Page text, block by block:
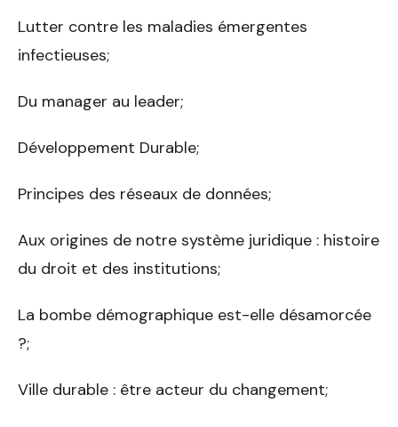
Lutter contre les maladies émergentes
infectieuses;
Du manager au leader;
Développement Durable;
Principes des réseaux de données;
Aux origines de notre système juridique : histoire
du droit et des institutions;
La bombe démographique est-elle désamorcée
?;
Ville durable : être acteur du changement;